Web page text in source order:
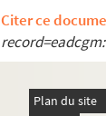
Citer ce
Plan du site